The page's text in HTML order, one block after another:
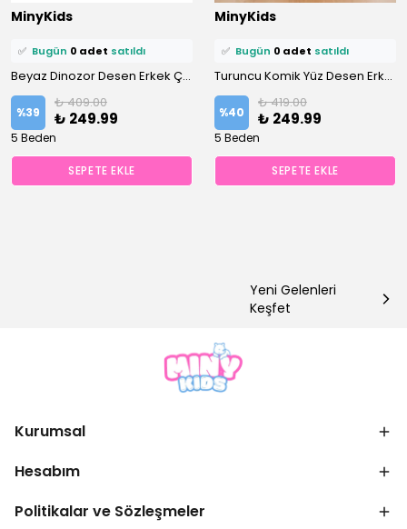
MinyKids
7 kişi
✅ Bugün 0 adet satıldı
Beyaz Dinozor Desen Erkek Çocuk Atlet Boxer Takım
%39
₺ 409.00
₺ 249.99
5 Beden
SEPETE EKLE
MinyKids
⭐️ Bu ürünü15 kişifavoriledi!
8 kişi
✅ Bugün 0 adet satıldı
Turuncu Komik Yüz Desen Erkek Çocuk Atlet Boxer Takım
%40
₺ 419.00
₺ 249.99
5 Beden
SEPETE EKLE
Yeni Gelenleri
Keşfet
Kurumsal
Hesabım
Politikalar ve Sözleşmeler